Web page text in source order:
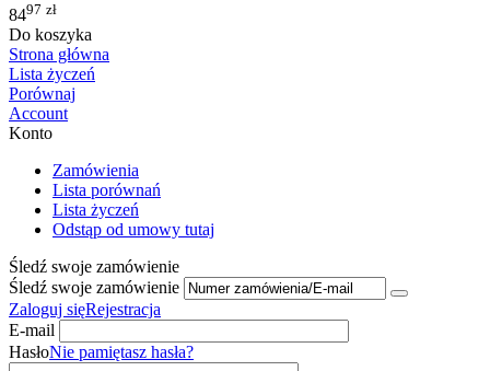
8497 zł
Do koszyka
Strona główna
Lista życzeń
Porównaj
Account
Konto
Zamówienia
Lista porównań
Lista życzeń
Odstąp od umowy tutaj
Śledź swoje zamówienie
Śledź swoje zamówienie
Zaloguj sięRejestracja
E-mail
HasłoNie pamiętasz hasła?